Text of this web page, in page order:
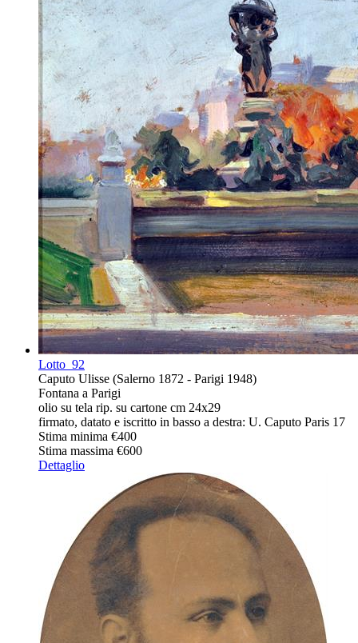
Lotto 92
Caputo Ulisse (Salerno 1872 - Parigi 1948)
Fontana a Parigi
olio su tela rip. su cartone cm 24x29
firmato, datato e iscritto in basso a destra: U. Caputo Paris 17
Stima minima €400
Stima massima €600
Dettaglio